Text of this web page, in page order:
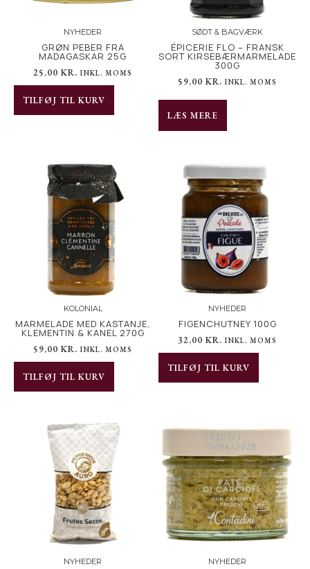
NYHEDER
GRØN PEBER FRA
MADAGASKAR 25G
25,00 KR. INKL. MOMS
TILFØJ TIL KURV
SØDT & BAGVÆRK
ÉPICERIE FLO – FRANSK
SORT KIRSEBÆRMARMELADE
300G
59,00 KR. INKL. MOMS
LÆS MERE
KOLONIAL
MARMELADE MED KASTANJE,
KLEMENTIN & KANEL 270G
59,00 KR. INKL. MOMS
TILFØJ TIL KURV
NYHEDER
FIGENCHUTNEY 100G
32,00 KR. INKL. MOMS
TILFØJ TIL KURV
NYHEDER NYHEDER